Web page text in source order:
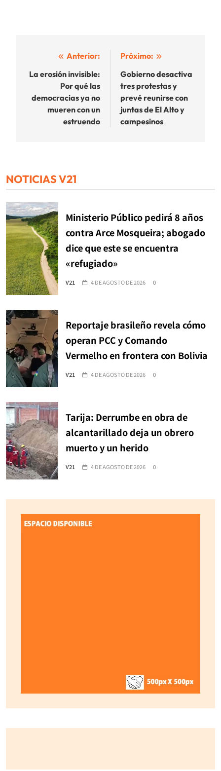
Navegación
de
entradas
Anterior:
La erosión invisible:
Por qué las
democracias ya no
mueren con un
estruendo
Próximo:
Gobierno desactiva
tres protestas y
prevé reunirse con
juntas de El Alto y
campesinos
NOTICIAS V21
Ministerio Público pedirá 8 años
contra Arce Mosqueira; abogado
dice que este se encuentra
«refugiado»
V21 4 DE AGOSTO DE 2026 0
Reportaje brasileño revela cómo
operan PCC y Comando
Vermelho en frontera con Bolivia
V21 4 DE AGOSTO DE 2026 0
Tarija: Derrumbe en obra de
alcantarillado deja un obrero
muerto y un herido
V21 4 DE AGOSTO DE 2026 0